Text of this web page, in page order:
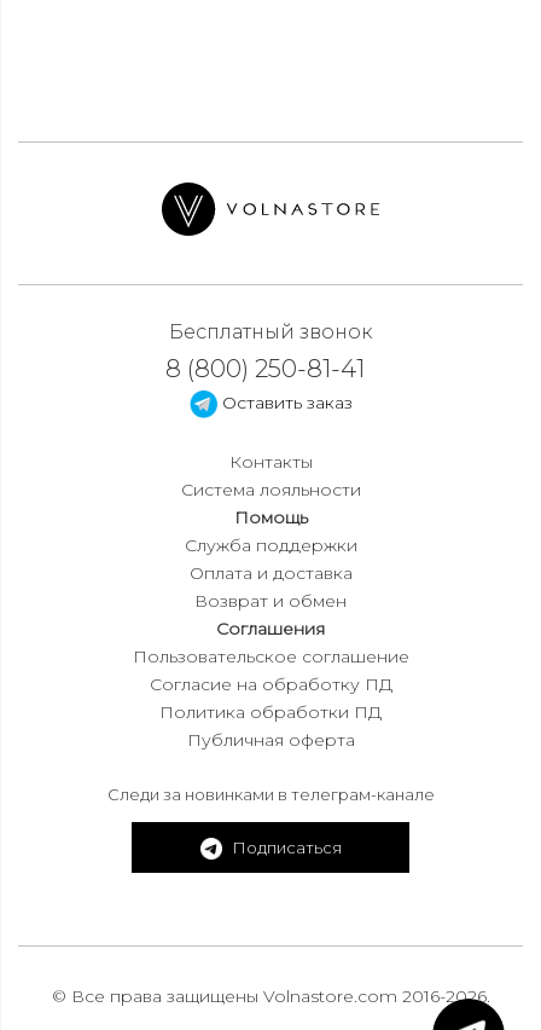
Бесплатный звонок
8 (800) 250-81-41
Оставить заказ
Контакты
Система лояльности
Помощь
Служба поддержки
Оплата и доставка
Возврат и обмен
Соглашения
Пользовательское соглашение
Согласие на обработку ПД
Политика обработки ПД
Публичная оферта
Следи за новинками в телеграм-канале
Подписаться
© Все права защищены Volnastore.com 2016-2026.